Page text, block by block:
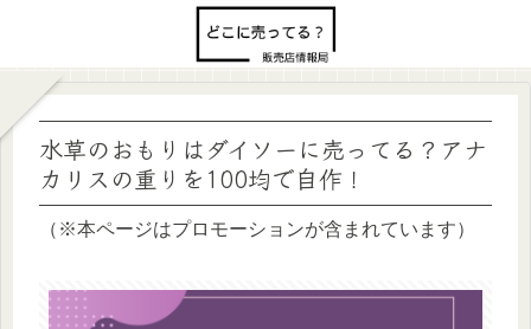
水草のおもりはダイソーに売ってる？アナ
カリスの重りを100均で自作！
（※本ページはプロモーションが含まれています）